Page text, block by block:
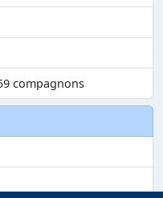
compagnons